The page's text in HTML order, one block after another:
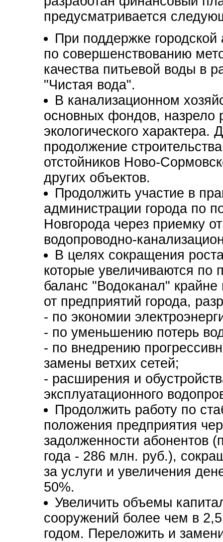
предусматривается
При поддержке
по совершенствованию
качества питьевой воды в
"Чистая вода".
В канализационном
основных фондов, назрело
экологического характера.
продолжение
отстойников Ново-
других объектов.
Продолжить участие в
администрации города по
Новгорода через приемку
водопроводно-
В целях сокращения
которые увеличиваются по
баланс "Водоканал"
от предприятий города,
- по экономии
- по уменьшению потерь
- по внедрению
замены ветхих сетей;
- расширения и
эксплуатационного
Продолжить работу по
положения предприятия
задолженности абонентов
года - 286 млн. руб.),
за услуги и увеличения
50%.
Увеличить объемы
сооружений более чем в
годом. Переложить и